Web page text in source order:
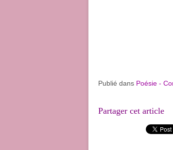
Publié dans Poésie -
Partager cet article